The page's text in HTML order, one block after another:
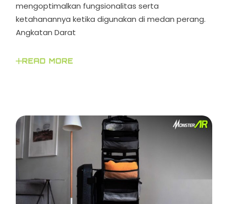
mengoptimalkan fungsionalitas serta
ketahanannya ketika digunakan di medan perang.
Angkatan Darat
READ MORE